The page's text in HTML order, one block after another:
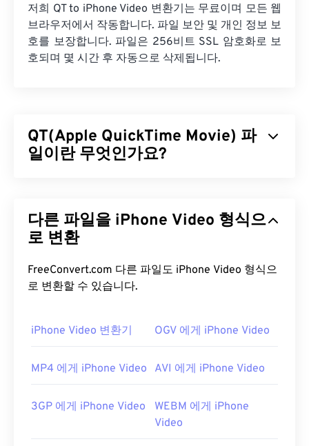
저희 QT to iPhone Video 변환기는 무료이며 모든 웹
브라우저에서 작동합니다. 파일 보안 및 개인 정보 보
호를 보장합니다. 파일은 256비트 SSL 암호화로 보
호되며 몇 시간 후 자동으로 삭제됩니다.
QT(Apple QuickTime Movie) 파
일이란 무엇인가요?
(VR)을 포함한 다양한 유형의 멀티미디어 파일을 저
장할 수 있다는 점에서 MOV와 매우 유사합니다.
로운 형식입니다.
기본적으로 QT 파일은 QuickTime 으로 열립니다.
Player로 열 수 있지만, 최신 버전은 이 플레이어에
동하는VLC 미디어 플레이어를 사용하세요.
다른 파일을 iPhone Video 형식으
로 변환
FreeConvert.com 다른 파일도 iPhone Video 형식으
로 변환할 수 있습니다.
iPhone Video 변환기 OGV 에게 iPhone Video
MP4 에게 iPhone Video AVI 에게 iPhone Video
3GP 에게 iPhone Video
WEBM 에게 iPhone
Video